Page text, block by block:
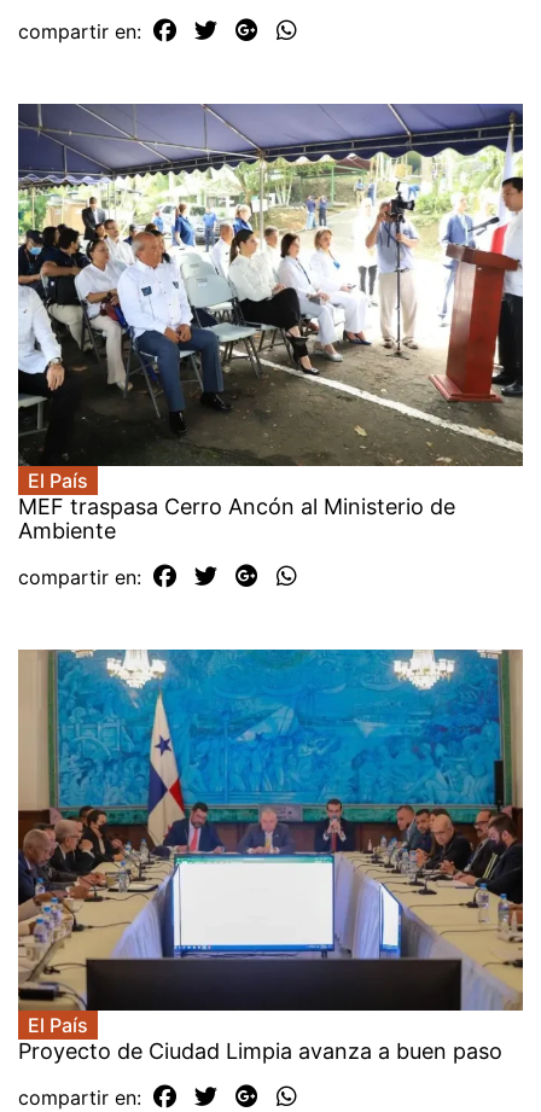
compartir en:
El País
MEF traspasa Cerro Ancón al Ministerio de
Ambiente
compartir en:
El País
Proyecto de Ciudad Limpia avanza a buen paso
compartir en: